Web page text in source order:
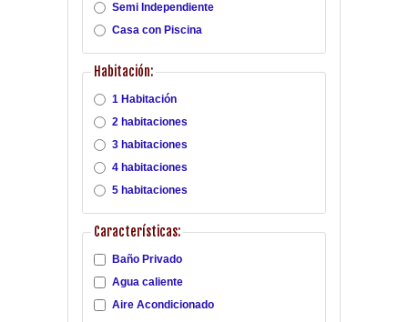
Semi Independiente
Casa con Piscina
Habitación:
1 Habitación
2 habitaciones
3 habitaciones
4 habitaciones
5 habitaciones
Características:
Baño Privado
Agua caliente
Aire Acondicionado